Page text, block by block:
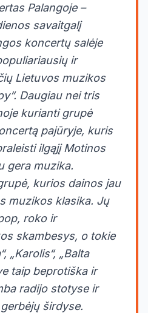
Palangoje –
savaitgalį
koncertų salėje
ir
Lietuvos muzikos
Daugiau nei tris
kurianti grupė
pajūryje, kuris
ilgąjį Motinos
gera muzika.
kurios dainos jau
muzikos klasika. Jų
roko ir
skambesys, o tokie
„Karolis“, „Balta
taip beprotiška ir
radijo stotyse ir
širdyse.